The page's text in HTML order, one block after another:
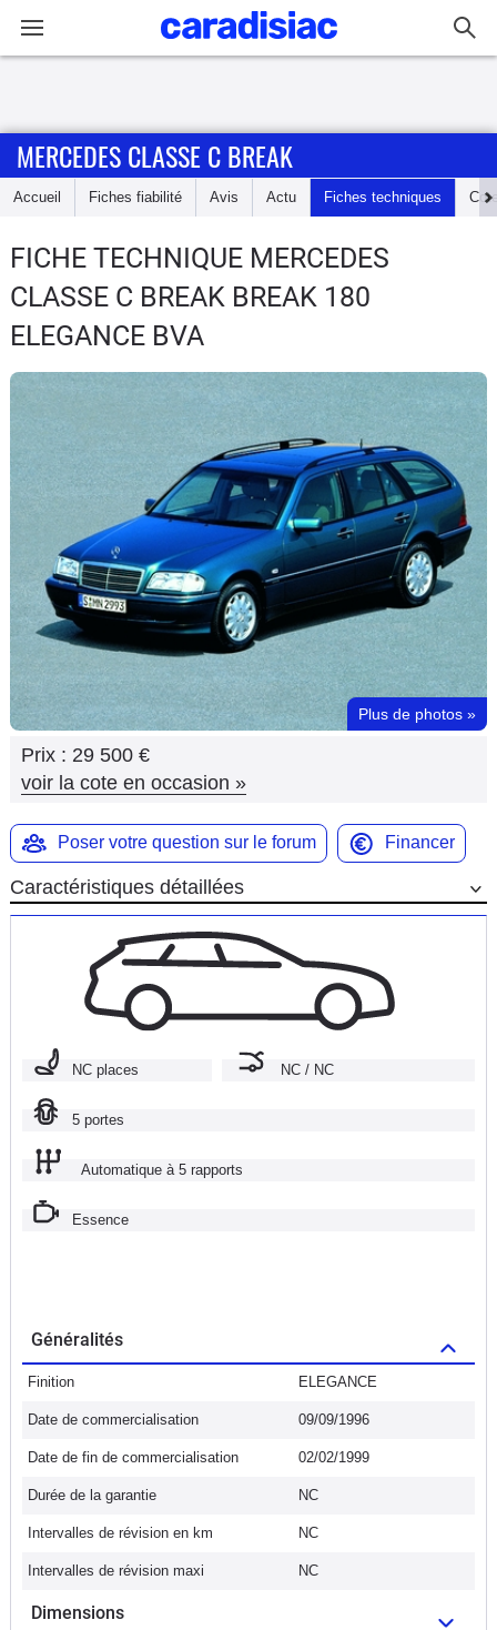
Accueil
Essais
Guide
d'achat
Utilitaires
Services
Forum
Moto
Marques
MERCEDES CLASSE C BREAK
Accueil Fiches fiabilité Avis Actu Fiches techniques
FICHE TECHNIQUE MERCEDES
CLASSE C BREAK BREAK 180
ELEGANCE BVA
Plus de photos »
Prix : 29 500 €
voir la cote en occasion »
Poser votre question sur le forum Financer
Caractéristiques détaillées
NC places NC / NC
5 portes
Automatique à 5 rapports
Essence
Généralités
Finition ELEGANCE
Date de commercialisation 09/09/1996
Date de fin de commercialisation 02/02/1999
Durée de la garantie NC
Intervalles de révision en km NC
Intervalles de révision maxi NC
Dimensions